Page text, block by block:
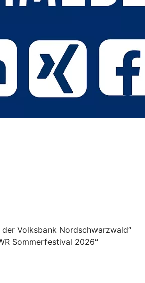
Volksbank Nordschwarzwald“
Sommerfestival 2026“